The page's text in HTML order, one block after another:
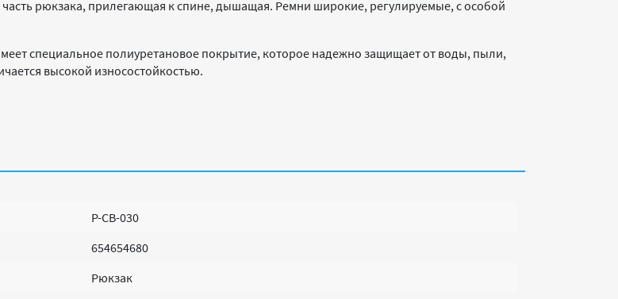
рюкзака, прилегающая к спине, дышащая. Ремни широкие, регулируемые, с особой
специальное полиуретановое покрытие, которое надежно защищает от воды, пыли,
высокой износостойкостью.
P-CB-030
654654680
Рюкзак